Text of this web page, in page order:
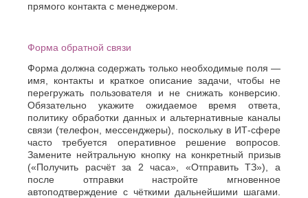
прямого контакта с менеджером.
Форма обратной связи
Форма должна содержать только необходимые поля —
имя, контакты и краткое описание задачи, чтобы не
перегружать пользователя и не снижать конверсию.
Обязательно укажите ожидаемое время ответа,
политику обработки данных и альтернативные каналы
связи (телефон, мессенджеры), поскольку в ИТ-сфере
часто требуется оперативное решение вопросов.
Замените нейтральную кнопку на конкретный призыв
(«Получить расчёт за 2 часа», «Отправить ТЗ»), а
после отправки настройте мгновенное
автоподтверждение с чёткими дальнейшими шагами.